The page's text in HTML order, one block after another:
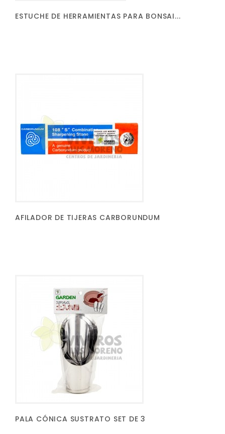
ESTUCHE DE HERRAMIENTAS PARA BONSAI...
AFILADOR DE TIJERAS CARBORUNDUM
PALA CÓNICA SUSTRATO SET DE 3